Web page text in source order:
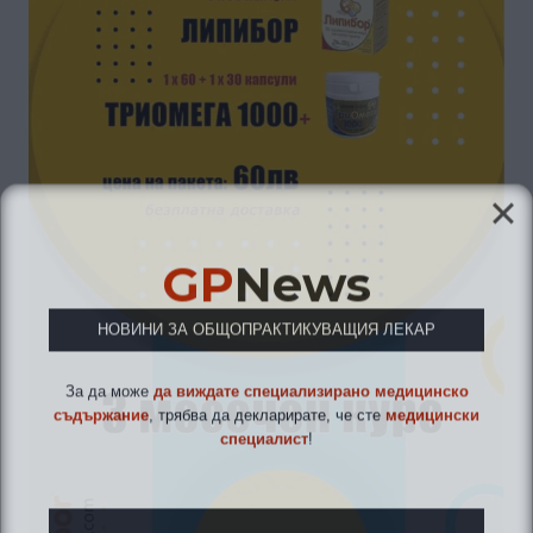
GPNews
НОВИНИ ЗА ОБЩОПРАКТИКУВАЩИЯ ЛЕКАР
съдържание , трябва да декларирате, че стемедицински
специалист!